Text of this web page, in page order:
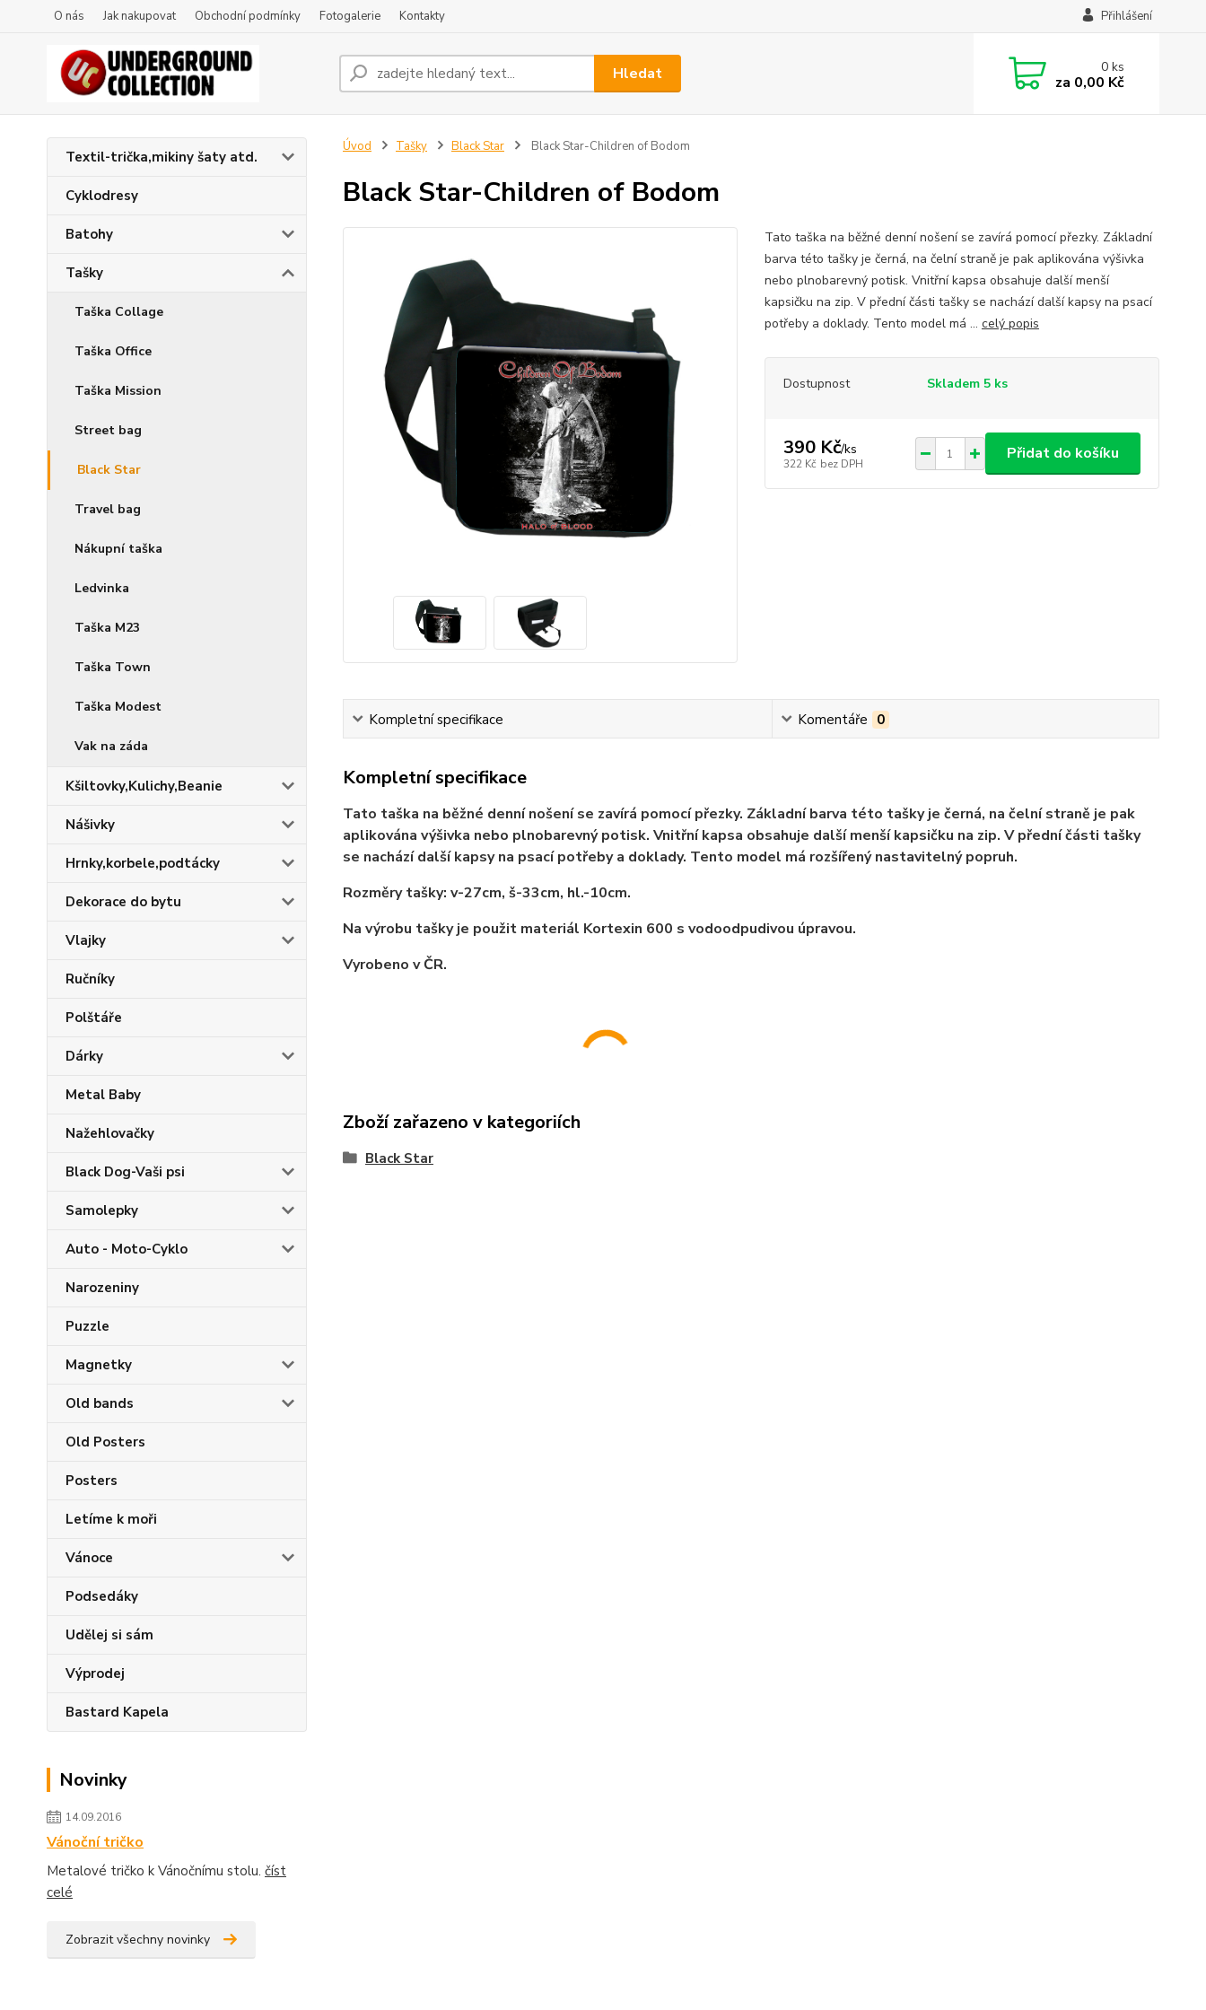
O nás Jak nakupovat Obchodní podmínky Fotogalerie Kontakty Přihlášení
Hledat 0ks
za 0,00 Kč
Textil-trička,mikiny šaty atd.
Cyklodresy
Batohy
Tašky
Taška Collage
Taška Office
Taška Mission
Street bag
Black Star
Travel bag
Nákupní taška
Ledvinka
Taška M23
Taška Town
Taška Modest
Vak na záda
Kšiltovky,Kulichy,Beanie
Nášivky
Hrnky,korbele,podtácky
Dekorace do bytu
Vlajky
Ručníky
Polštáře
Dárky
Metal Baby
Nažehlovačky
Black Dog-Vaši psi
Samolepky
Auto - Moto-Cyklo
Narozeniny
Puzzle
Magnetky
Old bands
Old Posters
Posters
Letíme k moři
Vánoce
Podsedáky
Udělej si sám
Výprodej
Bastard Kapela
Novinky
14.09.2016
Vánoční tričko
Metalové tričko k Vánočnímu stolu. číst
celé
Zobrazit všechny novinky
Úvod Tašky Black Star Black Star-Children of Bodom
Black Star-Children of Bodom
Tato taška na běžné denní nošení se zavírá pomocí přezky. Základní
barva této tašky je černá, na čelní straně je pak aplikována výšivka
nebo plnobarevný potisk. Vnitřní kapsa obsahuje další menší
kapsičku na zip. V přední části tašky se nachází další kapsy na psací
potřeby a doklady. Tento model má ... celý popis
Dostupnost Skladem 5 ks
390 Kč/ks
322 Kč bez DPH
Přidat do košíku
Kompletní specifikace Komentáře 0
Kompletní specifikace
Tato taška na běžné denní nošení se zavírá pomocí přezky. Základní barva této tašky je černá, na čelní straně je pak
aplikována výšivka nebo plnobarevný potisk. Vnitřní kapsa obsahuje další menší kapsičku na zip. V přední části tašky
se nachází další kapsy na psací potřeby a doklady. Tento model má rozšířený nastavitelný popruh.
Rozměry tašky: v-27cm, š-33cm, hl.-10cm.
Na výrobu tašky je použit materiál Kortexin 600 s vodoodpudivou úpravou.
Vyrobeno v ČR.
Zboží zařazeno v kategoriích
Black Star